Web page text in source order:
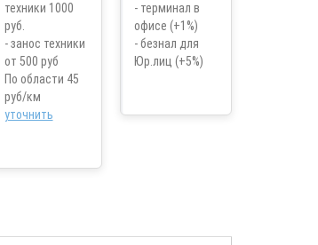
техники 1000
руб.
- занос техники
от 500 руб
По области 45
руб/км
уточнить
- терминал в
офисе (+1%)
- безнал для
Юр.лиц (+5%)